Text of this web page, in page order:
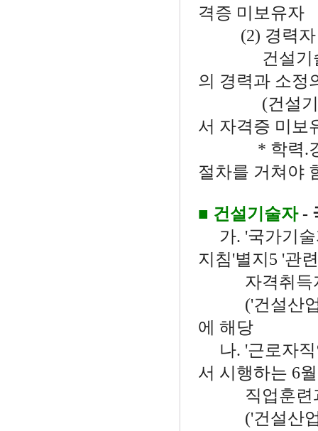
격증 미보유자
(2) 경력자
건설기술관
의 경력과 소정
(건설기술관
서 자격증 미보
* 학력.경력
절차를 거쳐야
■ 건설기술자-
가. '국가기술
지침'별지5 '관
자격취득자
('건설산업기
에 해당
나. '근로자직
서 시행하는 6
직업훈련과
('건설산업기